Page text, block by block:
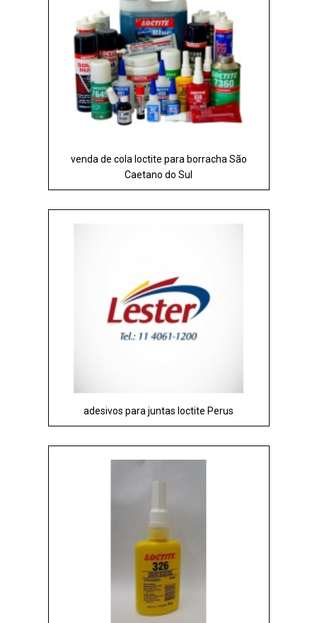
venda de cola loctite para borracha São
Caetano do Sul
adesivos para juntas loctite Perus